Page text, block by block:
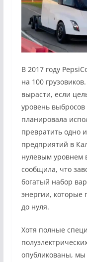
В 2017 году
на 100
вырасти, если
уровень
планировала
превратить одно
предприятий в
нулевым уровнем
сообщила, что
богатый набор
энергии, которые
до нуля.
Хотя полные
опубликованы, мы